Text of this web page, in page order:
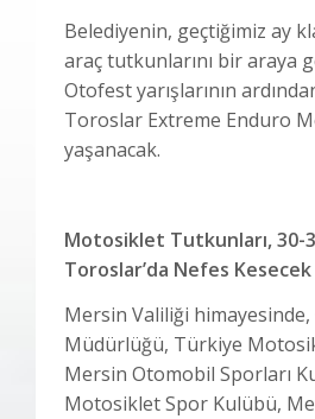
Belediyenin, geçtiğimiz ay
araç tutkunlarını bir araya
Otofest yarışlarının
Toroslar Extreme Enduro
yaşanacak.
Motosiklet Tutkunları, 30-
Toroslar’da Nefes Kesecek
Mersin Valiliği himayesinde,
Müdürlüğü, Türkiye
Mersin Otomobil Sporları
Motosiklet Spor Kulübü,